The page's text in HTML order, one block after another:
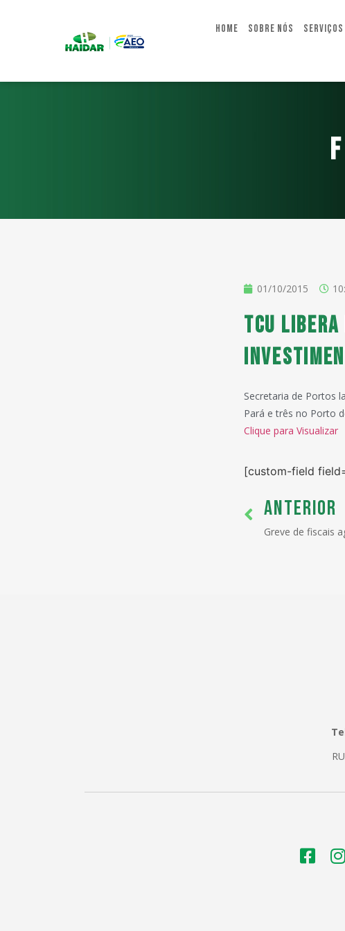
Home Sobre Nós Serviços
01/10/2015
TCU
Secretaria de Portos
Pará e três no Porto
Clique para Visualizar
[custom-field
ANTERIOR